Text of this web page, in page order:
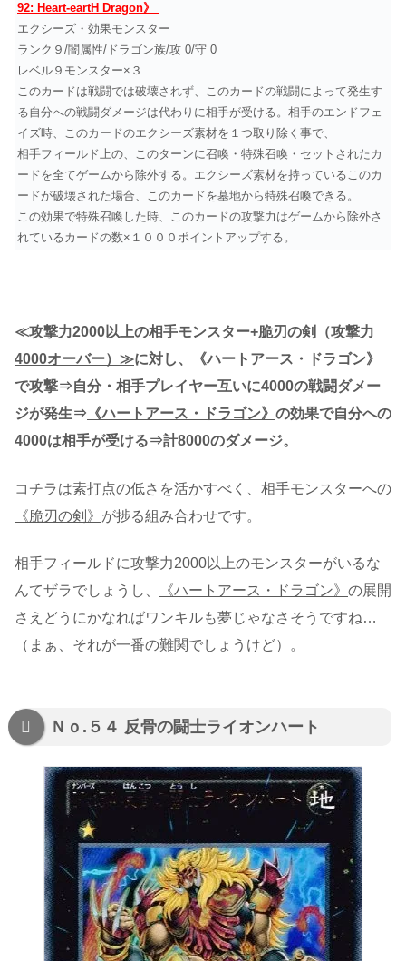
92: Heart-eartH Dragon》
エクシーズ・効果モンスター
ランク９/闇属性/ドラゴン族/攻 0/守 0
レベル９モンスター×３
このカードは戦闘では破壊されず、このカードの戦闘によって発生す
る自分への戦闘ダメージは代わりに相手が受ける。相手のエンドフェ
イズ時、このカードのエクシーズ素材を１つ取り除く事で、
相手フィールド上の、このターンに召喚・特殊召喚・セットされたカ
ードを全てゲームから除外する。エクシーズ素材を持っているこのカ
ードが破壊された場合、このカードを墓地から特殊召喚できる。
この効果で特殊召喚した時、このカードの攻撃力はゲームから除外さ
れているカードの数×１０００ポイントアップする。
≪攻撃力2000以上の相手モンスター+脆刃の剣（攻撃力
4000オーバー）≫に対し、《ハートアース・ドラゴン》
で攻撃⇒自分・相手プレイヤー互いに4000の戦闘ダメー
ジが発生⇒ 《ハートアース・ドラゴン》 の効果で自分への
4000は相手が受ける⇒計8000のダメージ。
コチラは素打点の低さを活かすべく、相手モンスターへの
《脆刃の剣》 が捗る組み合わせです。
相手フィールドに攻撃力2000以上のモンスターがいるな
んてザラでしょうし、
《ハートアース・ドラゴン》 の展開
さえどうにかなればワンキルも夢じゃなさそうですね…
（まぁ、それが一番の難関でしょうけど）。
Ｎｏ.５４ 反骨の闘士ライオンハート